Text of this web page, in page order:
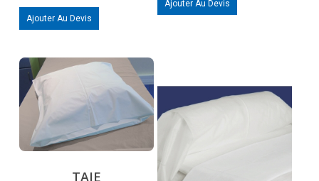
Ajouter Au Devis
Ajouter Au Devis
TAIE